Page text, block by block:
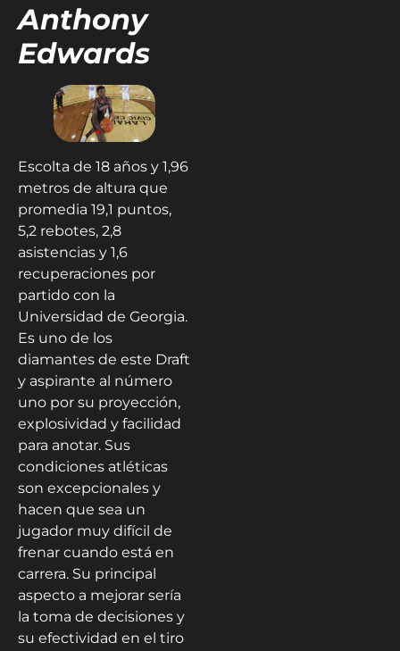
Anthony
Edwards
Escolta de 18 años y 1,96
metros de altura que
promedia 19,1 puntos,
5,2 rebotes, 2,8
asistencias y 1,6
recuperaciones por
partido con la
Universidad de Georgia.
Es uno de los
diamantes de este Draft
y aspirante al número
uno por su proyección,
explosividad y facilidad
para anotar. Sus
condiciones atléticas
son excepcionales y
hacen que sea un
jugador muy difícil de
frenar cuando está en
carrera. Su principal
aspecto a mejorar sería
la toma de decisiones y
su efectividad en el tiro